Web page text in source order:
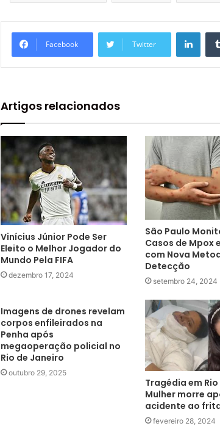
Facebook Twitter
Artigos relacionados
Vinícius Júnior Pode Ser
Eleito o Melhor Jogador do
Mundo Pela FIFA
dezembro 17, 2024
São Paulo
Casos de Mpox
com Nova
Detecção
setembro 24, 2024
Imagens de drones revelam
corpos enfileirados na
Penha após
megaoperação policial no
Rio de Janeiro
outubro 29, 2025
Tragédia em
Mulher morre
acidente ao
fevereiro 28, 2024